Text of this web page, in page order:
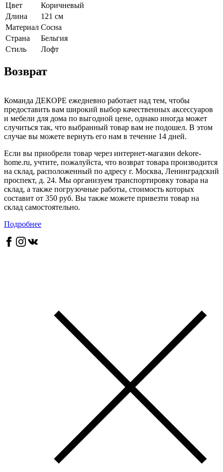
Цвет
Коричневый
Длина
121 см
Материал Сосна
Страна
Бельгия
Cтиль
Лофт
Возврат
Команда ДЕКОРЕ ежедневно работает над тем, чтобы
предоставить вам широкий выбор качественных аксессуаров
и мебели для дома по выгодной цене, однако иногда может
случиться так, что выбранный товар вам не подошел. В этом
случае вы можете вернуть его нам в течение 14 дней.
Если вы приобрели товар через интернет-магазин dekore-
home.ru, учтите, пожалуйста, что возврат товара производится
на склад, расположенный по адресу г. Москва, Ленинградский
проспект, д. 24. Мы организуем транспортировку товара на
склад, а также погрузочные работы, стоимость которых
составит от 350 руб. Вы также можете привезти товар на
склад самостоятельно.
Подробнее